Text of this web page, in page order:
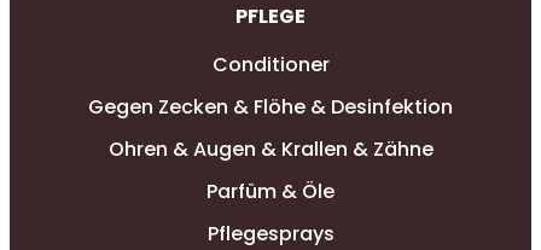
PFLEGE
Conditioner
Gegen Zecken & Flöhe & Desinfektion
Ohren & Augen & Krallen & Zähne
Parfüm & Öle
Pflegesprays